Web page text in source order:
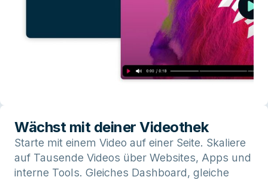
Wächst mit deiner Videothek
Starte mit einem Video auf einer Seite. Skaliere
auf Tausende Videos über Websites, Apps und
interne Tools. Gleiches Dashboard, gleiche